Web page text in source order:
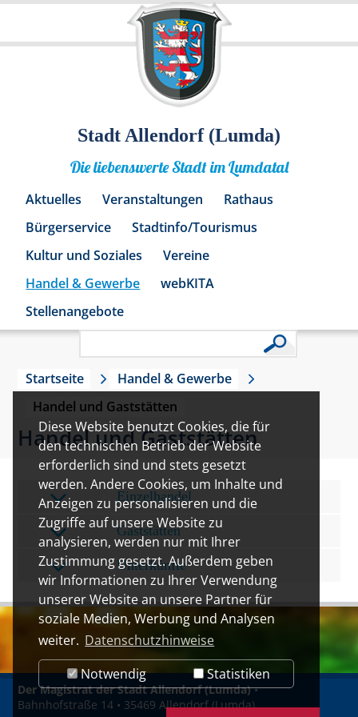
Diese Website benutzt Cookies, die für
den technischen Betrieb der Website
erforderlich sind und stets gesetzt
werden. Andere Cookies, um Inhalte und
Anzeigen zu personalisieren und die
Zugriffe auf unsere Website zu
analysieren, werden nur mit Ihrer
Zustimmung gesetzt. Außerdem geben
wir Informationen zu Ihrer Verwendung
unserer Website an unsere Partner für
soziale Medien, Werbung und Analysen
weiter. Datenschutzhinweise
Notwendig
Statistiken
Stadt Allendorf (Lumda)
Die liebenswerte Stadt im Lumdatal
Aktuelles Veranstaltungen
Rathaus
Bürgerservice
Stadtinfo/Tourismus
Kultur und Soziales
Vereine
Handel & Gewerbe
webKITA
Stellenangebote
Startseite
Handel & Gewerbe
Handel und Gaststätten
Handel und Gaststätten
Einzelhandel
Gaststätten
Unterkünfte
Der Magistrat der Stadt Allendorf (Lumda)•
Bahnhofstraße 14 • 35469 Allendorf (Lumda)